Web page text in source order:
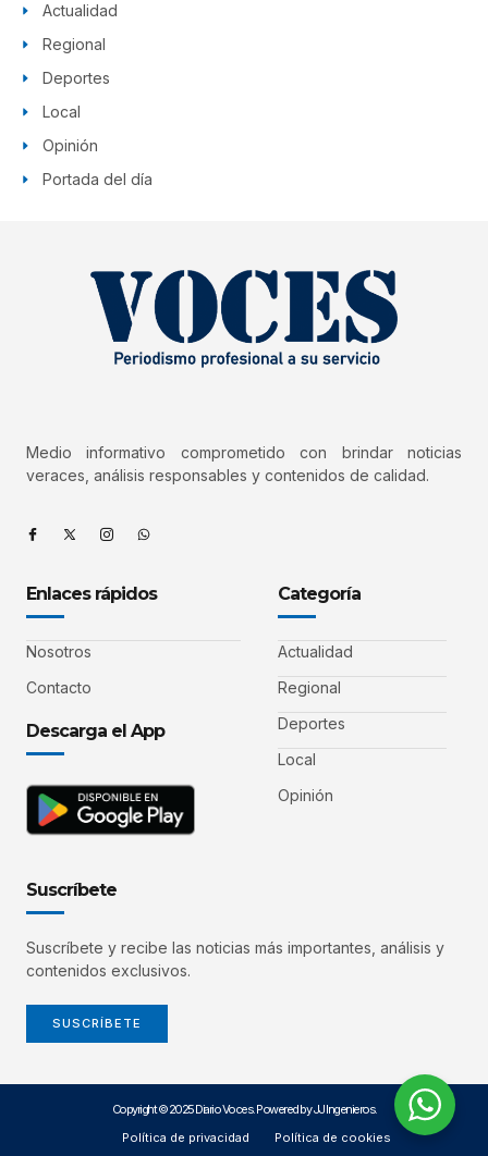
Actualidad
Regional
Deportes
Local
Opinión
Portada del día
Medio informativo comprometido con brindar noticias
veraces, análisis responsables y contenidos de calidad.
Enlaces rápidos
Nosotros
Contacto
Descarga el App
Categoría
Actualidad
Regional
Deportes
Local
Opinión
Suscríbete
Suscríbete y recibe las noticias más importantes, análisis y
contenidos exclusivos.
SUSCRÍBETE
Copyright © 2025 Diario Voces. Powered by JJ Ingenieros.
Política de privacidad
Política de cookies